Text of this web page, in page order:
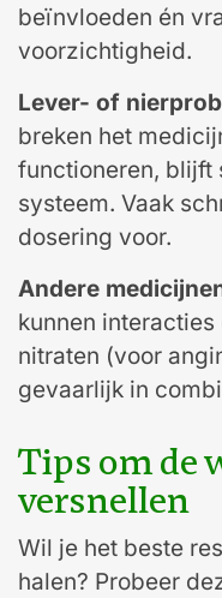
beïnvloeden én
voorzichtigheid.
Lever- of
breken het
functioneren, blijft
systeem. Vaak
dosering voor.
Andere
kunnen
nitraten (voor
gevaarlijk in
Tips om de
versnellen
Wil je het beste
halen? Probeer